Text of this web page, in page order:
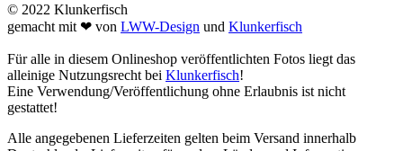
© 2022 Klunkerfisch
gemacht mit ❤ von LWW-Design und Klunkerfisch
Für alle in diesem Onlineshop veröffentlichten Fotos liegt das
alleinige Nutzungsrecht bei Klunkerfisch!
Eine Verwendung/Veröffentlichung ohne Erlaubnis ist nicht
gestattet!
Alle angegebenen Lieferzeiten gelten beim Versand innerhalb